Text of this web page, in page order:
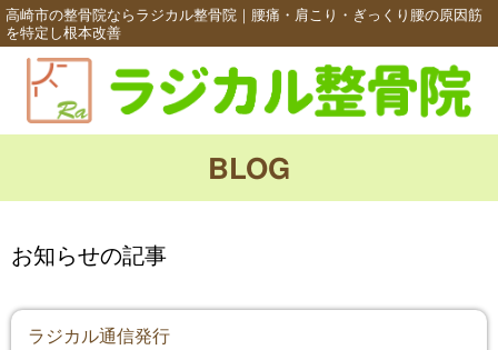
高崎市の整骨院ならラジカル整骨院｜腰痛・肩こり・ぎっくり腰の原因筋
を特定し根本改善
BLOG
お知らせの記事
ラジカル通信発行